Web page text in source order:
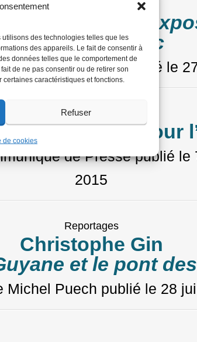
des technologies telles que les
des appareils. Le fait de consentir à
données telles que le comportement de
de ne pas consentir ou de retirer son
caractéristiques et fonctions.
Refuser
de cookies
Colonie,
Prix Carmignac
de Pressepublié le
Festivals
à Visa pour
de Pressepublié le
2015
Reportages
Christophe Gin
et le pont
Michel Puech publié le 28